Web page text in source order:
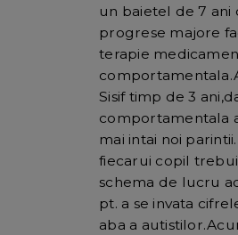
un baietel de 7 ani
progrese majore
terapie
Sisif timp de 3
comportamentala
mai intai noi
fiecarui copil
schema de lucru
pt. a se invata
aba a